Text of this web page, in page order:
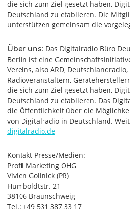
die sich zum Ziel gesetzt haben,
Deutschland zu etablieren. Die
unterstützen gemeinsam die
Über uns: Das Digitalradio Büro
Berlin ist eine
Vereins, also ARD,
Radioveranstaltern,
die sich zum Ziel gesetzt haben,
Deutschland zu etablieren. Das
die Öffentlichkeit über die
von Digitalradio in Deutschland.
digitalradio.de
Kontakt Presse/Medien:
Profil Marketing OHG
Vivien Gollnick (PR)
Humboldtstr. 21
38106 Braunschweig
Tel.: +49 531 387 33 17